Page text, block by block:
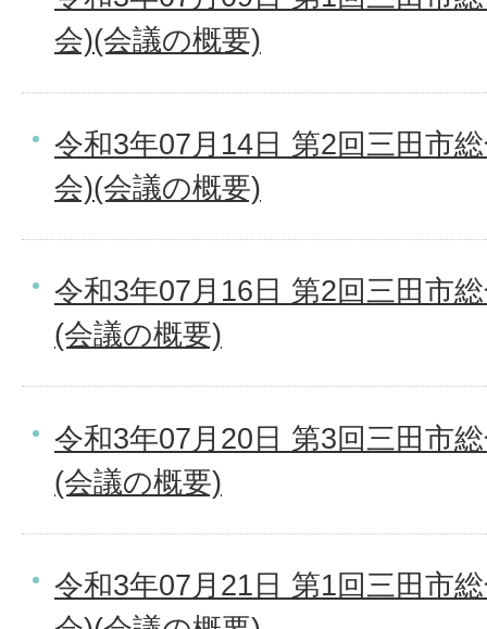
会)(会議の概要)
令和3年07月14日 第2回三田市
会)(会議の概要)
令和3年07月16日 第2回三田市
(会議の概要)
令和3年07月20日 第3回三田市
(会議の概要)
令和3年07月21日 第1回三田市